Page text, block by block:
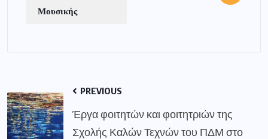
Μουσικής
PREVIOUS
Έργα φοιτητών και φοιτητριών της
Σχολής Καλών Τεχνών του ΠΔΜ στο